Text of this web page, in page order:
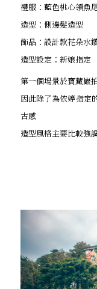
禮服：藍色桃心領魚
造型：側邊髮造型
飾品：設計款花朵水
造型設定：新娘指定
第一個場景於寶藏巖
因此除了為依婷指定
古感
造型風格主要比較強